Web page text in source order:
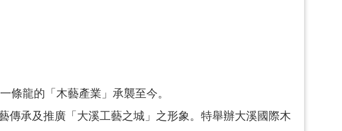
條龍的「木藝產業」承襲至今。
傳承及推廣「大溪工藝之城」之形象。特舉辦大溪國際木